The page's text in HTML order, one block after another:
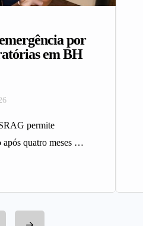
por
em BH
permite
quatro meses A